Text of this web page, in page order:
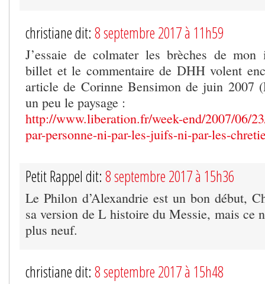
christiane dit: 8 septembre 2017 à 11h59
J’essaie de colmater les brèches de mon
billet et le commentaire de DHH volent
article de Corinne Bensimon de juin 2007
un peu le paysage :
http://www.liberation.fr/week-end/2007/06/
par-personne-ni-par-les-juifs-ni-par-les-
Petit Rappel dit: 8 septembre 2017 à 15h36
Le Philon d’Alexandrie est un bon début,
sa version de L histoire du Messie, mais ce
plus neuf.
christiane dit: 8 septembre 2017 à 15h48